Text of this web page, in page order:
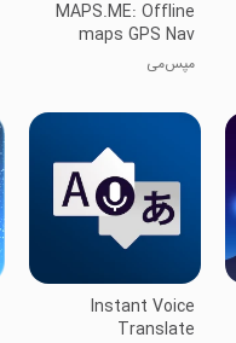
MAPS.ME: Offline
maps GPS Nav
مپس‌می
Instant Voice
Translate